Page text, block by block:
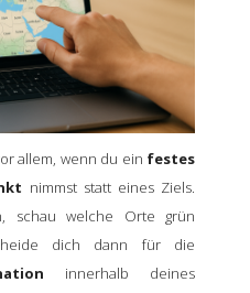
allem, wenn du ein festes
nimmst statt eines Ziels.
schau welche Orte grün
dich dann für die
innerhalb deines